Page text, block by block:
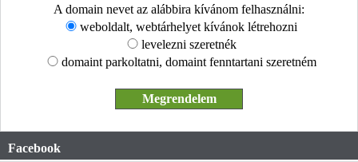
A domain nevet az alábbira kívánom felhasználni:
weboldalt, webtárhelyet kívánok létrehozni
levelezni szeretnék
domaint parkoltatni, domaint fenntartani szeretném
Facebook